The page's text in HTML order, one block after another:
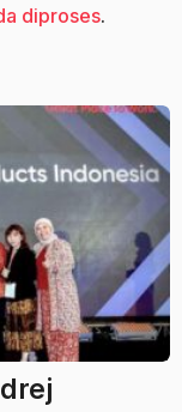
diproses.